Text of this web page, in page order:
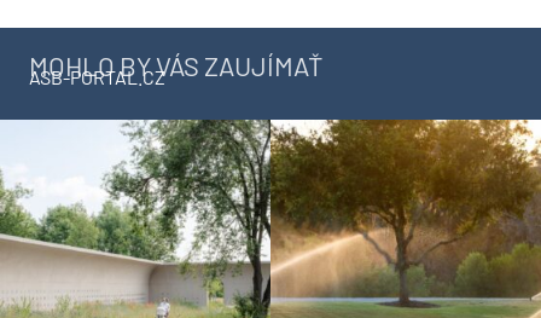
MOHLO BY VÁS ZAUJÍMAŤ
ASB-PORTAL.CZ